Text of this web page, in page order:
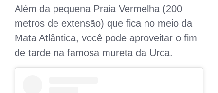
Além da pequena Praia Vermelha (200
metros de extensão) que fica no meio da
Mata Atlântica, você pode aproveitar o fim
de tarde na famosa mureta da Urca.